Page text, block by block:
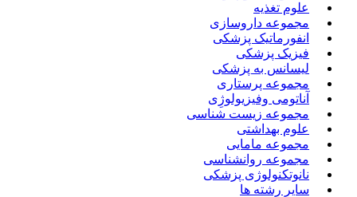
علوم تغذیه
مجموعه داروسازی
انفورماتیک پزشکی
فیزیک پزشکی
لیسانس به پزشکی
مجموعه پرستاری
آناتومی وفیزیولوژِی
مجموعه زیست شناسی
علوم بهداشتی
مجموعه مامایی
مجموعه روانشناسی
نانوتکنولوژی پزشکی
سایر رشته ها